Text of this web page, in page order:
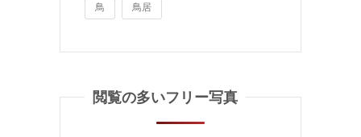
鳥 鳥居
閲覧の多いフリー写真